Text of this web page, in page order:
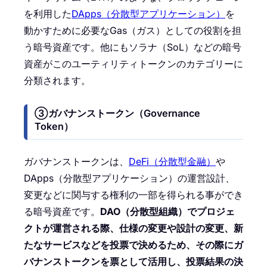
を利用したDApps（分散型アプリケーション） を
動かすために必要なGas（ガス）としての役割を担
う暗号資産です。他にもソラナ（SoL）などの暗号
資産がこのユーティリティトークンのカテゴリーに
分類されます。
③ガバナンストークン（Governance
Token）
ガバナンストークンは、 DeFi（分散型金融） や
DApps（分散型アプリケーション）の運営設計、
変更などに関与する権利の一部を得られる事ができ
る暗号資産です。 DAO（分散型組織）でプロジェ
クトが運営される際、仕様の変更や設計の変更、新
たなサービスなどを投票で決めるため、その際にガ
バナンストークンを票として活用し、投票結果の決